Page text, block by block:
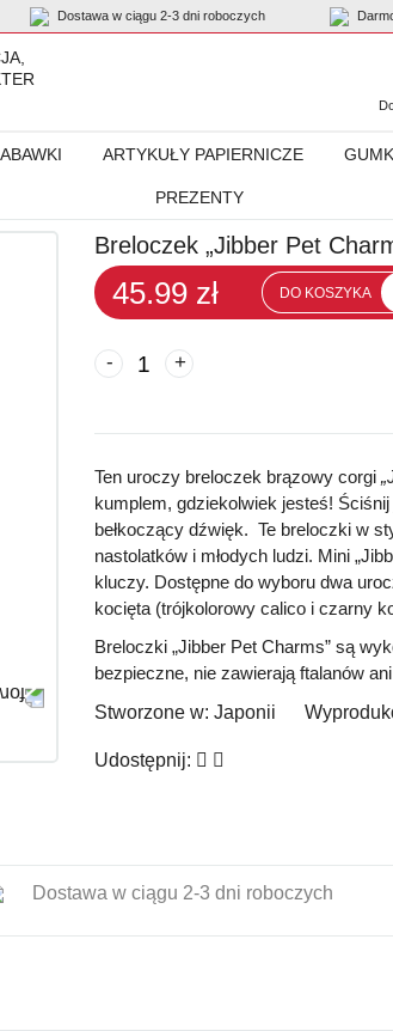
Dostawa w ciągu 2-3 dni roboczych
ARTYKUŁY PAPIERNICZE
PREZENTY
Breloczek „Jibber Pet
45.99 zł DO KOSZYKA
- +
Ten uroczy breloczek brązowy corgi
kumplem, gdziekolwiek jesteś!
bełkoczący dźwięk. Te breloczki w
nastolatków i młodych ludzi. Mini
kluczy. Dostępne do wyboru dwa
kocięta (trójkolorowy calico i czarny
Breloczki „Jibber Pet Charms” są
bezpieczne, nie zawierają ftalanów ani
Stworzone w: Japonii
Udostępnij:
Dostawa w ciągu 2-3 dni roboczych